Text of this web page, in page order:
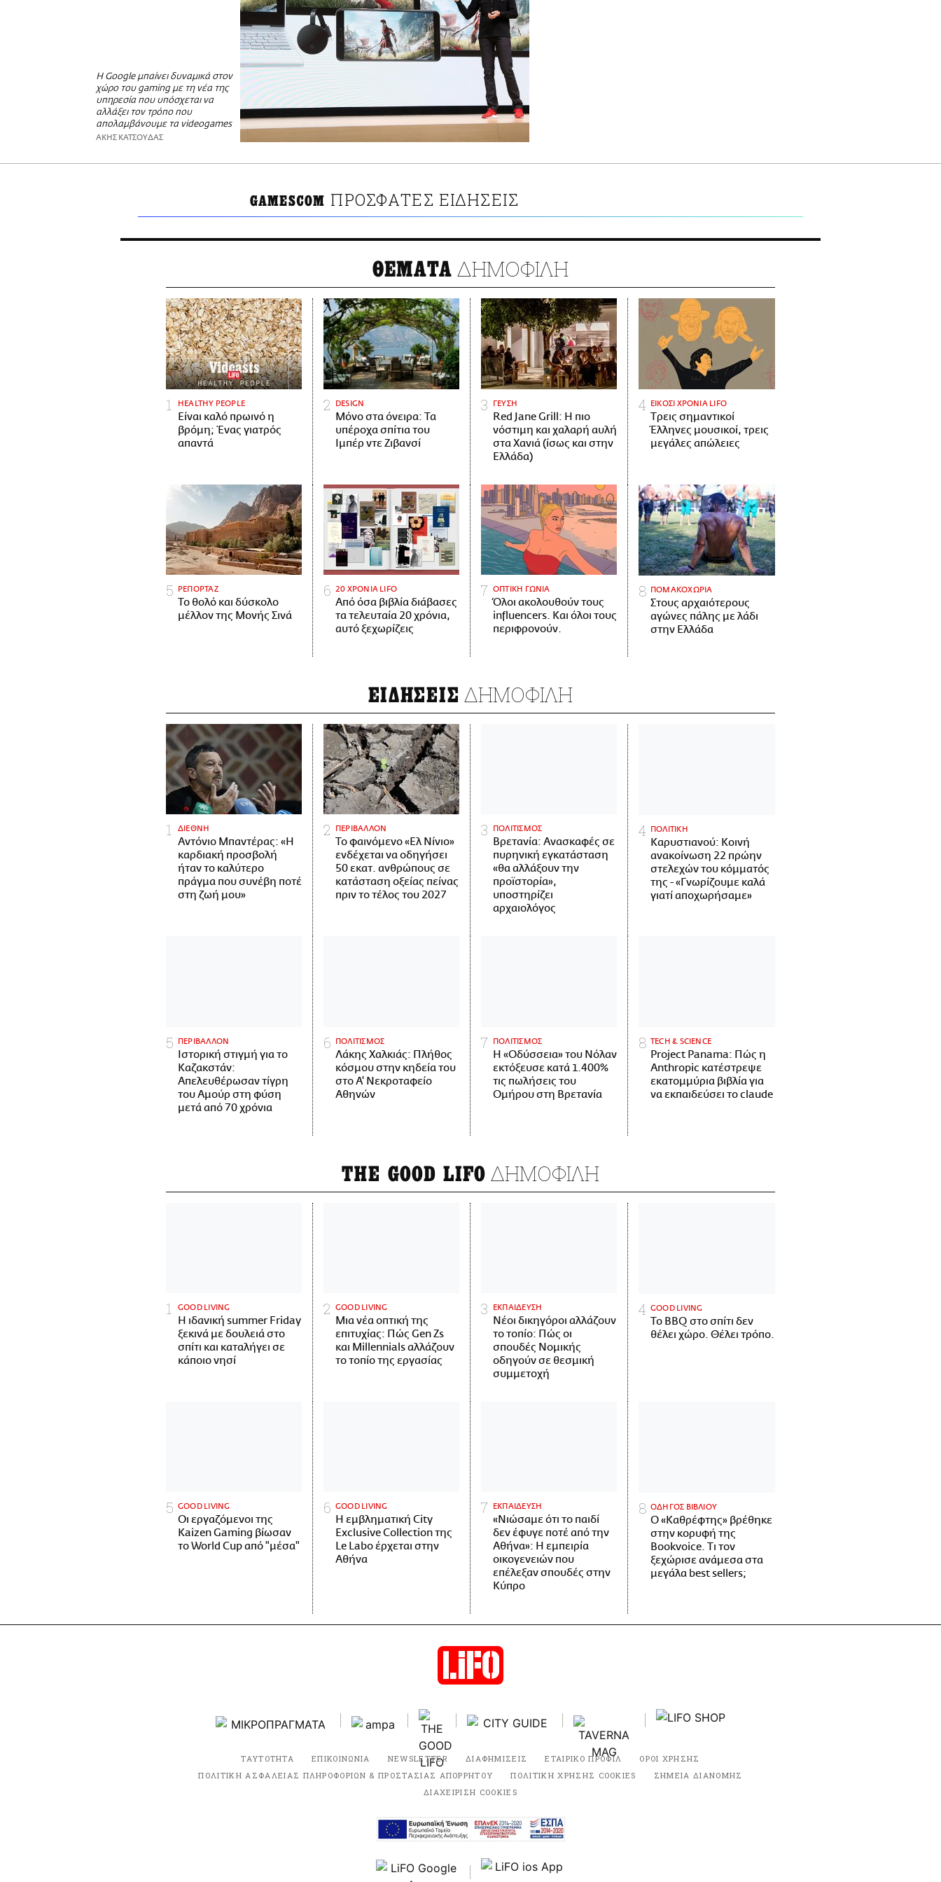
Η Google μπαίνει δυναμικά στον
χώρο του gaming με τη νέα της
υπηρεσία που υπόσχεται να
αλλάξει τον τρόπο που
απολαμβάνουμε τα videogames
ΑΚΗΣ ΚΑΤΣΟΥΔΑΣ
GAMESCOM ΠΡΟΣΦΑΤΕΣ ΕΙΔΗΣΕΙΣ
ΘΕΜΑΤΑ ΔΗΜΟΦΙΛΗ
HEALTHY PEOPLE
Είναι καλό πρωινό η
βρόμη; Ένας γιατρός
απαντά
DESIGN
Μόνο στα όνειρα: Τα
υπέροχα σπίτια του
Ιμπέρ ντε Ζιβανσί
ΓΕΥΣΗ
Red Jane Grill: Η πιο
νόστιμη και χαλαρή αυλή
στα Χανιά (ίσως και στην
Ελλάδα)
ΕΙΚΟΣΙ ΧΡΟΝΙΑ LIFO
Tρεις σημαντικοί
Έλληνες μουσικοί, τρεις
μεγάλες απώλειες
ΡΕΠΟΡΤΑΖ
Το θολό και δύσκολο
μέλλον της Μονής Σινά
20 ΧΡΟΝΙΑ LIFO
Από όσα βιβλία διάβασες
τα τελευταία 20 χρόνια,
αυτό ξεχωρίζεις
ΟΠΤΙΚΗ ΓΩΝΙΑ
Όλοι ακολουθούν τους
influencers. Και όλοι τους
περιφρονούν.
ΠΟΜΑΚΟΧΩΡΙΑ
Στους αρχαιότερους
αγώνες πάλης με λάδι
στην Ελλάδα
ΕΙΔΗΣΕΙΣ ΔΗΜΟΦΙΛΗ
ΔΙΕΘΝΗ
Αντόνιο Μπαντέρας: «Η
καρδιακή προσβολή
ήταν το καλύτερο
πράγμα που συνέβη ποτέ
στη ζωή μου»
ΠΕΡΙΒΑΛΛΟΝ
Το φαινόμενο «Ελ Νίνιο»
ενδέχεται να οδηγήσει
50 εκατ. ανθρώπους σε
κατάσταση οξείας πείνας
πριν το τέλος του 2027
ΠΟΛΙΤΙΣΜΟΣ
Βρετανία: Ανασκαφές σε
πυρηνική εγκατάσταση
«θα αλλάξουν την
προϊστορία»,
υποστηρίζει
αρχαιολόγος
ΠΟΛΙΤΙΚΗ
Καρυστιανού: Κοινή
ανακοίνωση 22 πρώην
στελεχών του κόμματός
της - «Γνωρίζουμε καλά
γιατί αποχωρήσαμε»
ΠΕΡΙΒΑΛΛΟΝ
Ιστορική στιγμή για το
Καζακστάν:
Απελευθέρωσαν τίγρη
του Αμούρ στη φύση
μετά από 70 χρόνια
ΠΟΛΙΤΙΣΜΟΣ
Λάκης Χαλκιάς: Πλήθος
κόσμου στην κηδεία του
στο Α' Νεκροταφείο
Αθηνών
ΠΟΛΙΤΙΣΜΟΣ
Η «Οδύσσεια» του Νόλαν
εκτόξευσε κατά 1.400%
τις πωλήσεις του
Ομήρου στη Βρετανία
ΤECH & SCIENCE
Project Panama: Πώς η
Anthropic κατέστρεψε
εκατομμύρια βιβλία για
να εκπαιδεύσει το claude
THE GOOD LIFO ΔΗΜΟΦΙΛΗ
GOOD LIVING
Η ιδανική summer Friday
ξεκινά με δουλειά στο
σπίτι και καταλήγει σε
κάποιο νησί
GOOD LIVING
Μια νέα οπτική της
επιτυχίας: Πώς Gen Zs
και Millennials αλλάζουν
το τοπίο της εργασίας
ΕΚΠΑΙΔΕΥΣΗ
Νέοι δικηγόροι αλλάζουν
το τοπίο: Πώς οι
σπουδές Νομικής
οδηγούν σε θεσμική
συμμετοχή
GOOD LIVING
Το BBQ στο σπίτι δεν
θέλει χώρο. Θέλει τρόπο.
GOOD LIVING
Οι εργαζόμενοι της
Kaizen Gaming βίωσαν
το World Cup από "μέσα"
GOOD LIVING
Η εμβληματική City
Exclusive Collection της
Le Labo έρχεται στην
Αθήνα
ΕΚΠΑΙΔΕΥΣΗ
«Νιώσαμε ότι το παιδί
δεν έφυγε ποτέ από την
Αθήνα»: Η εμπειρία
οικογενειών που
επέλεξαν σπουδές στην
Κύπρο
ΟΔΗΓΟΣ ΒΙΒΛΙΟΥ
Ο «Καθρέφτης» βρέθηκε
στην κορυφή της
Bookvoice. Τι τον
ξεχώρισε ανάμεσα στα
μεγάλα best sellers;
ΤΑΥΤΟΤΗΤΑ ΕΠΙΚΟΙΝΩΝΙΑ NEWSLETTER ΔΙΑΦΗΜΙΣΕΙΣ ΕΤΑΙΡΙΚΟ ΠΡΟΦΙΛ
ΟΡΟΙ ΧΡΗΣΗΣ
ΠΟΛΙΤΙΚΗ ΑΣΦΑΛΕΙΑΣ ΠΛΗΡΟΦΟΡΙΩΝ & ΠΡΟΣΤΑΣΙΑΣ ΑΠΟΡΡΗΤΟΥ
ΠΟΛΙΤΙΚΗ ΧΡΗΣΗΣ COOKIES
ΣΗΜΕΙΑ ΔΙΑΝΟΜΗΣ
ΔΙΑΧΕΙΡΙΣΗ COOKIES